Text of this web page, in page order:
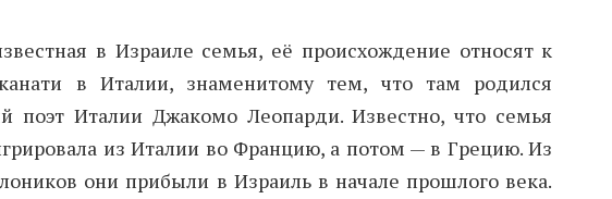
в Израиле семья, её происхождение относят к
в Италии, знаменитому тем, что там родился
поэт Италии Джакомо Леопарди. Известно, что семья
из Италии во Францию, а потом — в Грецию. Из
они прибыли в Израиль в начале прошлого века.